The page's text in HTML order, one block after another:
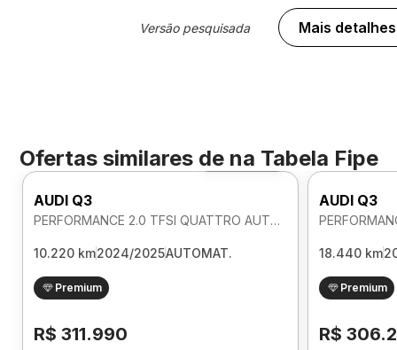
Versão pesquisada Mais detalhes
Ofertas similares de na Tabela Fipe
Foto 360º
AUDI Q3
PERFORMANCE 2.0 TFSI QUATTRO AUTOMATICO
10.220 km2024/2025AUTOMAT.
Premium
R$ 311.990
AUDI Q3
18.440 km
Premium
R$